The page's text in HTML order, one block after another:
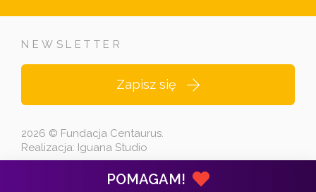
POMAGAM!
NEWSLETTER
Zapisz się
2026 © Fundacja Centaurus.
Realizacja: Iguana Studio